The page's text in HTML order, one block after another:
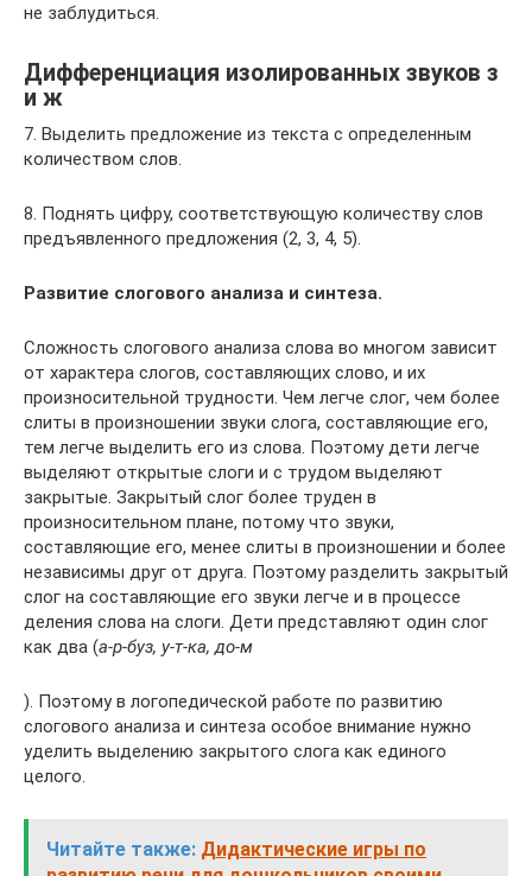
не заблудиться.
Дифференциация изолированных звуков з
и ж
7. Выделить предложение из текста с определенным
количеством слов.
8. Поднять цифру, соответствующую количеству слов
предъявленного предложения (2, 3, 4, 5).
Развитие слогового анализа и синтеза.
Сложность слогового анализа слова во многом зависит
от характера слогов, составляющих слово, и их
произносительной трудности. Чем легче слог, чем более
слиты в произношении звуки слога, составляющие его,
тем легче выделить его из слова. Поэтому дети легче
выделяют открытые слоги и с трудом выделяют
закрытые. Закрытый слог более труден в
произносительном плане, потому что звуки,
составляющие его, менее слиты в произношении и более
независимы друг от друга. Поэтому разделить закрытый
слог на составляющие его звуки легче и в процессе
деления слова на слоги. Дети представляют один слог
как два (а-р-буз, у-т-ка, до-м
). Поэтому в логопедической работе по развитию
слогового анализа и синтеза особое внимание нужно
уделить выделению закрытого слога как единого
целого.
Читайте также: Дидактические игры по